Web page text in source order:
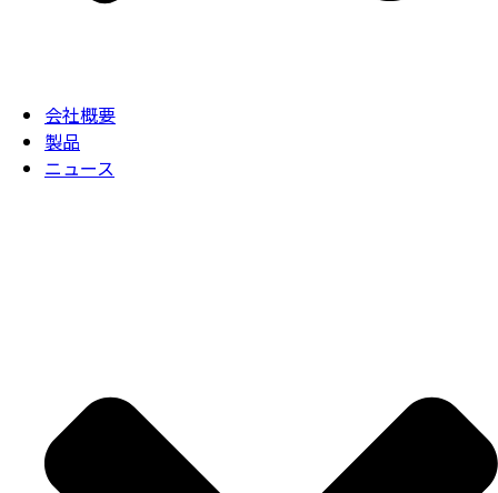
会社概要
製品
ニュース